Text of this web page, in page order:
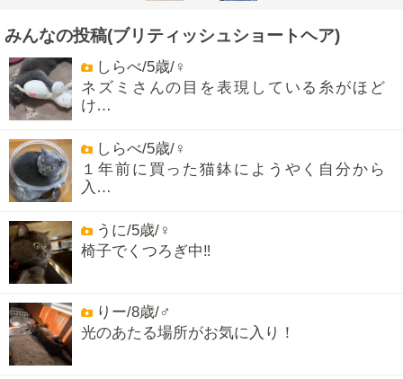
みんなの投稿(ブリティッシュショートヘア)
しらべ/5歳/♀
ネズミさんの目を表現している糸がほど
け…
しらべ/5歳/♀
１年前に買った猫鉢にようやく自分から
入…
うに/5歳/♀
椅子でくつろぎ中‼️
りー/8歳/♂
光のあたる場所がお気に入り！